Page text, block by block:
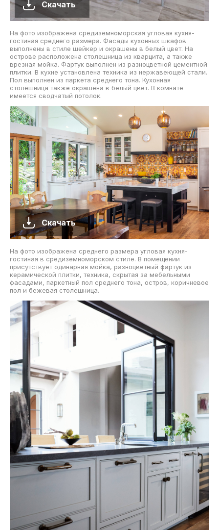
Скачать
На фото изображена средиземноморская угловая кухня-
гостиная среднего размера. Фасады кухонных шкафов
выполнены в стиле шейкер и окрашены в белый цвет. На
острове расположена столешница из кварцита, а также
врезная мойка. Фартук выполнен из разноцветной цементной
плитки. В кухне установлена техника из нержавеющей стали.
Пол выполнен из паркета среднего тона. Кухонная
столешница также окрашена в белый цвет. В комнате
имеется сводчатый потолок.
Скачать
На фото изображена среднего размера угловая кухня-
гостиная в средиземноморском стиле. В помещении
присутствует одинарная мойка, разноцветный фартук из
керамической плитки, техника, скрытая за мебельными
фасадами, паркетный пол среднего тона, остров, коричневое
пол и бежевая столешница.